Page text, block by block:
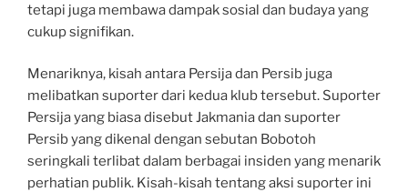
tetapi juga membawa dampak sosial dan budaya yang
cukup signifikan.
Menariknya, kisah antara Persija dan Persib juga
melibatkan suporter dari kedua klub tersebut. Suporter
Persija yang biasa disebut Jakmania dan suporter
Persib yang dikenal dengan sebutan Bobotoh
seringkali terlibat dalam berbagai insiden yang menarik
perhatian publik. Kisah-kisah tentang aksi suporter ini